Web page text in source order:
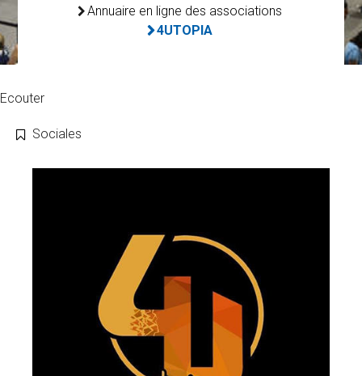
Annuaire en ligne des associations
4UTOPIA
Ecouter
Sociales